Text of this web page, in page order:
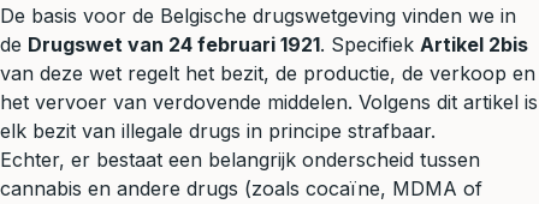
De basis voor de Belgische drugswetgeving vinden we in
de Drugswet van 24 februari 1921. Specifiek Artikel 2bis
van deze wet regelt het bezit, de productie, de verkoop en
het vervoer van verdovende middelen. Volgens dit artikel is
elk bezit van illegale drugs in principe strafbaar.
Echter, er bestaat een belangrijk onderscheid tussen
cannabis en andere drugs (zoals cocaïne, MDMA of